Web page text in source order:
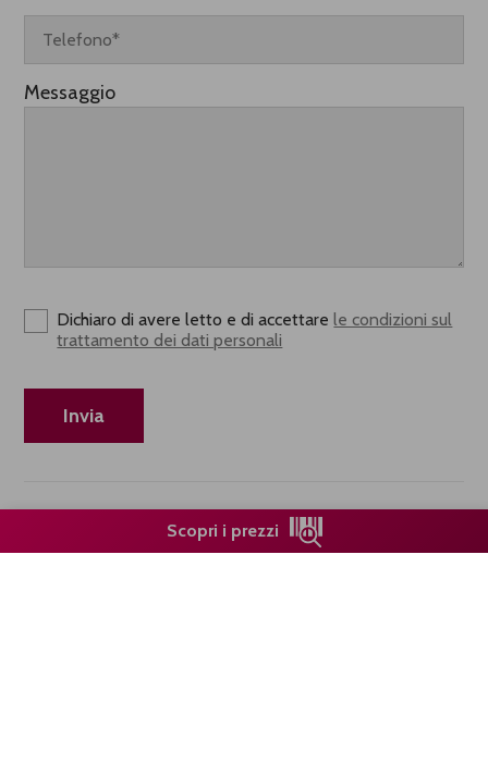
Messaggio
Dichiaro di avere letto e di accettarele condizioni sul
trattamento dei dati personali
Scopri i prezzi